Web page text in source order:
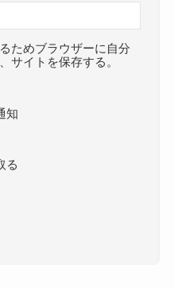
ためブラウザーに自分
サイトを保存する。
知
る